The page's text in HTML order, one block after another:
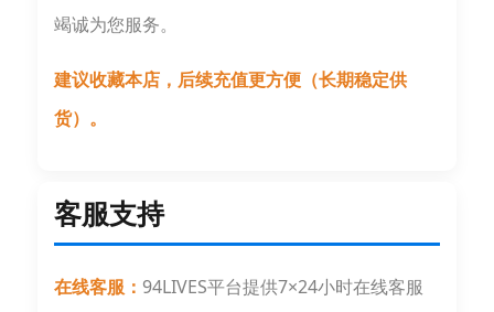
竭诚为您服务。
建议收藏本店，后续充值更方便（长期稳定供
货）。
客服支持
在线客服： 94LIVES平台提供7×24小时在线客服